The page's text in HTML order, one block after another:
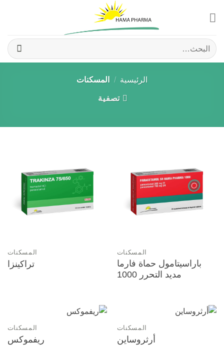
البحث
عن:
الرئيسية / المسكنات
تصفية
المسكنات
باراسيتامول حماة فارما
مديد التحرر 1000
المسكنات
تراكينزا
المسكنات
أرثروساين
المسكنات
ريفموكس